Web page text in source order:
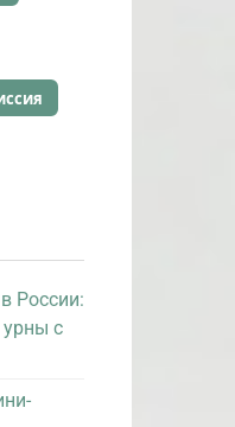
России:
с